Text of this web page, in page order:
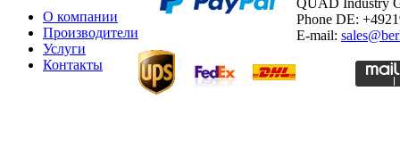
О компании
Производители
Услуги
Контакты
QUAD Industry
Phone DE:
E-mail: